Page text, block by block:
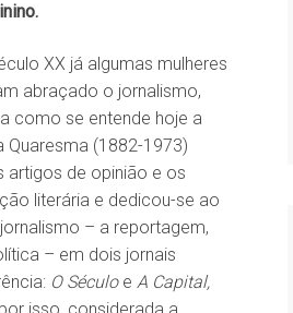
XX já algumas mulheres
abraçado o jornalismo,
como se entende hoje a
Quaresma (1882-1973)
artigos de opinião e os
literária e dedicou-se ao
– a reportagem,
– em dois jornais
O Séculoe A Capital,